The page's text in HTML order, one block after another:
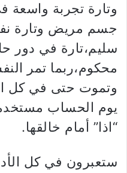
وتارة تجربة واسعة
جسم مريض وتارة
سليم،تارة في دور
محكوم،ربما تمر
وتموت حتى في كل
يوم الحساب
“اذا” أمام خالقها.
ستعبرون في كل